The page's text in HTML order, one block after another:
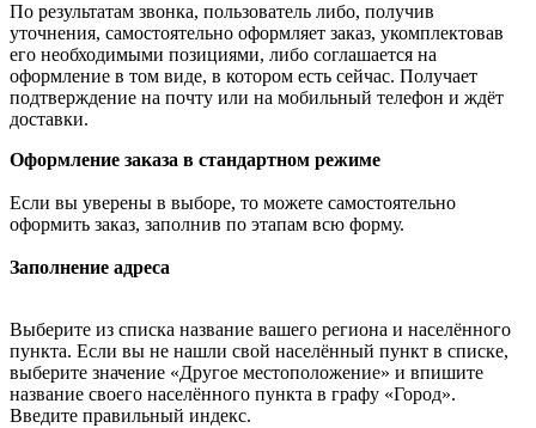
По результатам звонка, пользователь либо, получив
уточнения, самостоятельно оформляет заказ, укомплектовав
его необходимыми позициями, либо соглашается на
оформление в том виде, в котором есть сейчас. Получает
подтверждение на почту или на мобильный телефон и ждёт
доставки.
Оформление заказа в стандартном режиме
Если вы уверены в выборе, то можете самостоятельно
оформить заказ, заполнив по этапам всю форму.
Заполнение адреса
Выберите из списка название вашего региона и населённого
пункта. Если вы не нашли свой населённый пункт в списке,
выберите значение «Другое местоположение» и впишите
название своего населённого пункта в графу «Город».
Введите правильный индекс.